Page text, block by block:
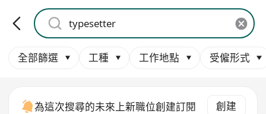
全部篩選 工種 工作地點 受僱形式
為這次搜尋的未來上新職位創建訂閱 創建